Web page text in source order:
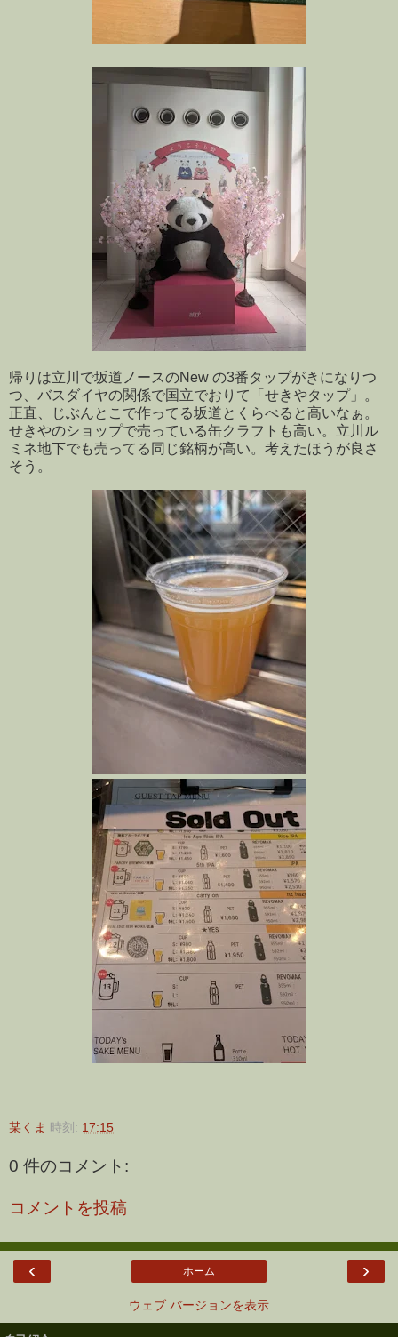
帰りは立川で坂道ノースのNew の3番タップがきになりつ
つ、バスダイヤの関係で国立でおりて「せきやタップ」。
正直、じぶんとこで作ってる坂道とくらべると高いなぁ。
せきやのショップで売っている缶クラフトも高い。立川ル
ミネ地下でも売ってる同じ銘柄が高い。考えたほうが良さ
そう。
某くま 時刻: 17:15
0 件のコメント:
コメントを投稿
‹ ›
ホーム
ウェブ バージョンを表示